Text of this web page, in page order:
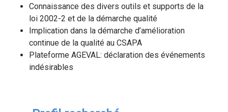
Connaissance des divers outils et supports de la
loi 2002-2 et de la démarche qualité
Implication dans la démarche d’amélioration
continue de la qualité au CSAPA
Plateforme AGEVAL: déclaration des événements
indésirables